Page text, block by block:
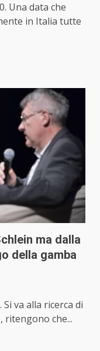
Una data che
in Italia tutte
ma dalla
della gamba
va alla ricerca di
ritengono che...